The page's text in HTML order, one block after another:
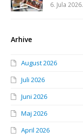
6. Jula 2026.
Arhive
August 2026
Juli 2026
Juni 2026
Maj 2026
April 2026